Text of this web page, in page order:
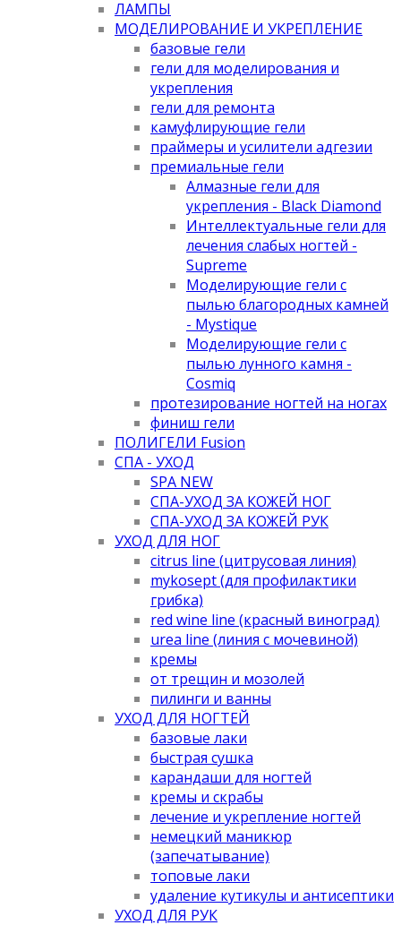
ЛАМПЫ
МОДЕЛИРОВАНИЕ И УКРЕПЛЕНИЕ
базовые гели
гели для моделирования и
укрепления
гели для ремонта
камуфлирующие гели
праймеры и усилители адгезии
премиальные гели
Алмазные гели для
укрепления - Black Diamond
Интеллектуальные гели для
лечения слабых ногтей -
Supreme
Моделирующие гели с
пылью благородных камней
- Mystique
Моделирующие гели с
пылью лунного камня -
Cosmiq
протезирование ногтей на ногах
финиш гели
ПОЛИГЕЛИ Fusion
СПА - УХОД
SPA NEW
СПА-УХОД ЗА КОЖЕЙ НОГ
СПА-УХОД ЗА КОЖЕЙ РУК
УХОД ДЛЯ НОГ
citrus line (цитрусовая линия)
mykosept (для профилактики
грибка)
red wine line (красный виноград)
urea line (линия с мочевиной)
кремы
от трещин и мозолей
пилинги и ванны
УХОД ДЛЯ НОГТЕЙ
базовые лаки
быстрая сушка
карандаши для ногтей
кремы и скрабы
лечение и укрепление ногтей
немецкий маникюр
(запечатывание)
топовые лаки
удаление кутикулы и антисептики
УХОД ДЛЯ РУК